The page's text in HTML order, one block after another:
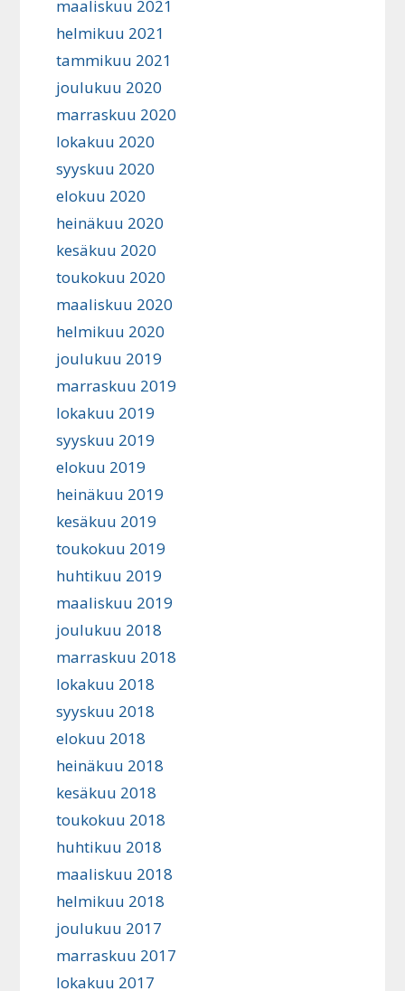
maaliskuu 2021
helmikuu 2021
tammikuu 2021
joulukuu 2020
marraskuu 2020
lokakuu 2020
syyskuu 2020
elokuu 2020
heinäkuu 2020
kesäkuu 2020
toukokuu 2020
maaliskuu 2020
helmikuu 2020
joulukuu 2019
marraskuu 2019
lokakuu 2019
syyskuu 2019
elokuu 2019
heinäkuu 2019
kesäkuu 2019
toukokuu 2019
huhtikuu 2019
maaliskuu 2019
joulukuu 2018
marraskuu 2018
lokakuu 2018
syyskuu 2018
elokuu 2018
heinäkuu 2018
kesäkuu 2018
toukokuu 2018
huhtikuu 2018
maaliskuu 2018
helmikuu 2018
joulukuu 2017
marraskuu 2017
lokakuu 2017